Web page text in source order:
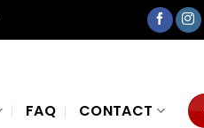
FAQ CONTACT